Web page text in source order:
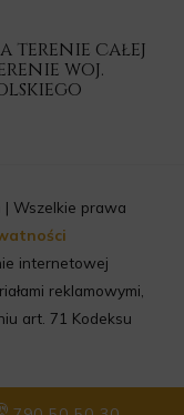
terenie całej
woj.
| Wszelkie prawa
internetowej
reklamowymi,
art. 71 Kodeksu